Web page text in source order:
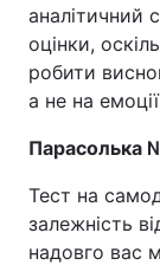
аналітичний
оцінки,
робити
а не на
Парасолька
Тест на
залежність
надовго вас